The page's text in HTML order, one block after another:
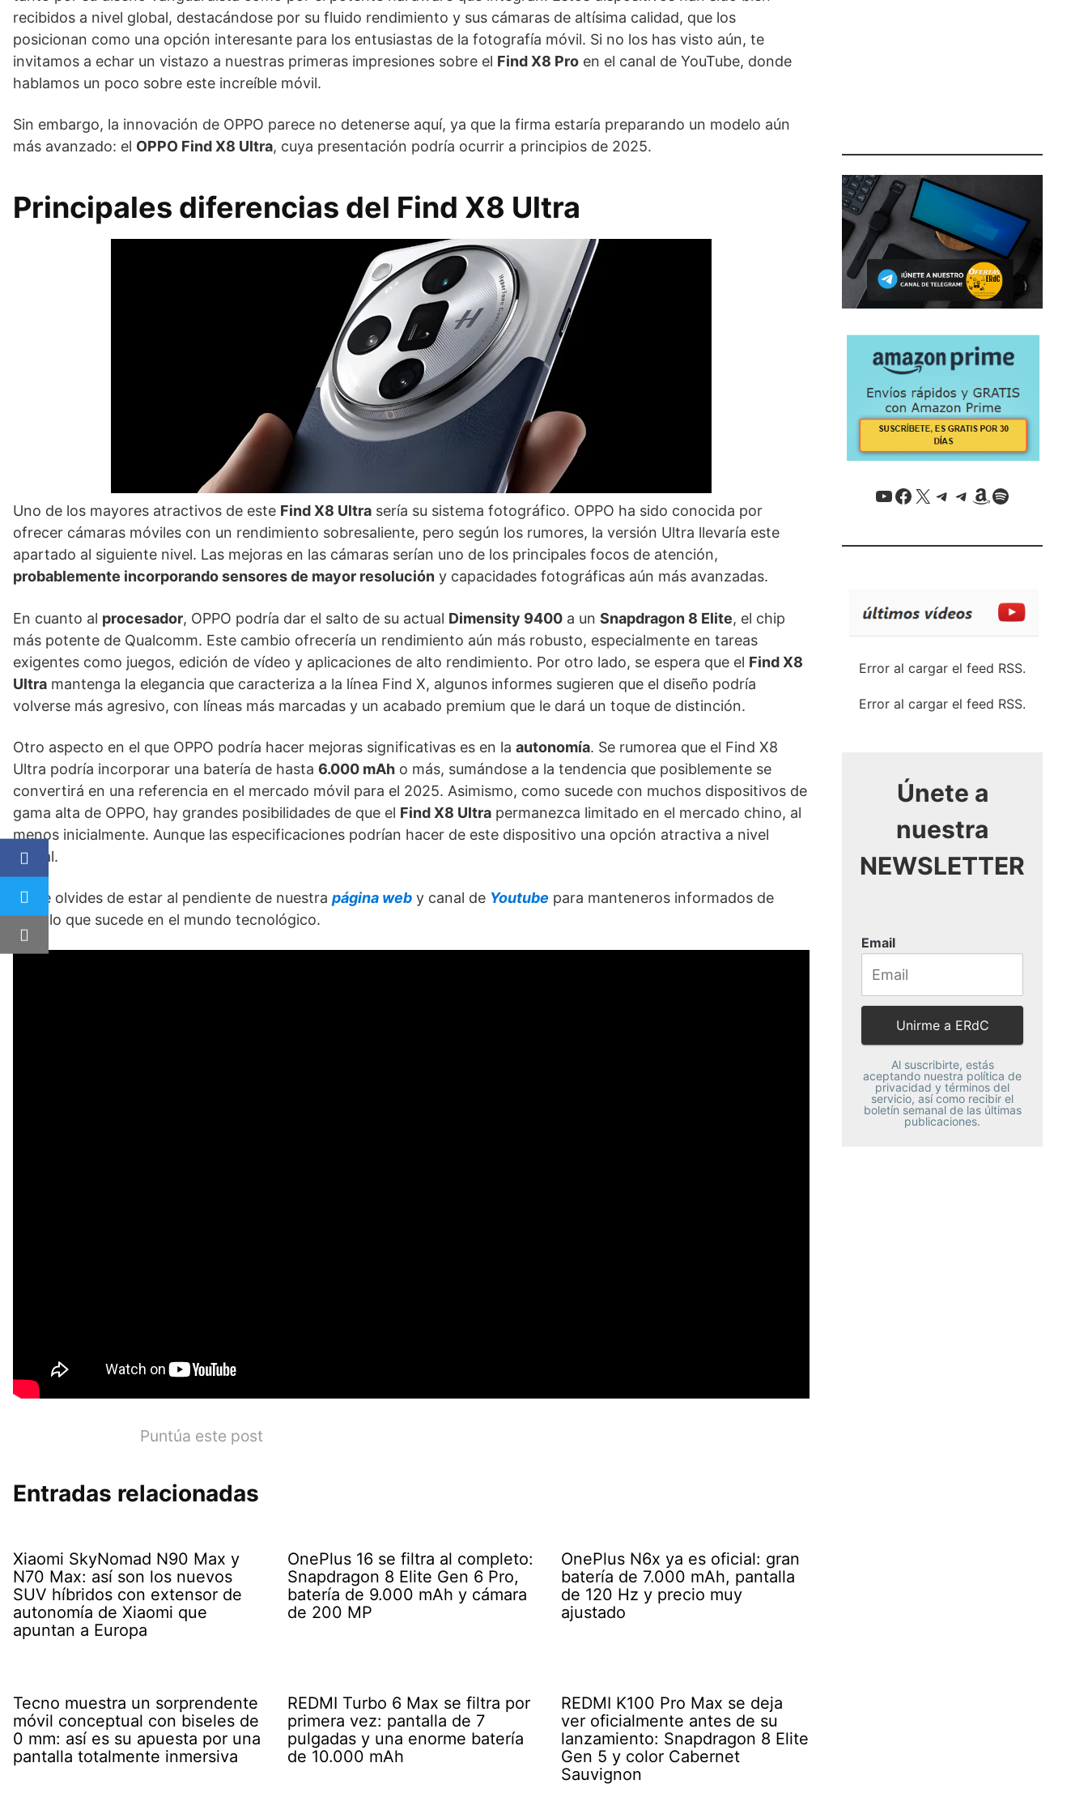
recibidos a nivel global, destacándose por su fluido rendimiento y sus cámaras de altísima calidad, que los
posicionan como una opción interesante para los entusiastas de la fotografía móvil. Si no los has visto aún, te
invitamos a echar un vistazo a nuestras primeras impresiones sobre el Find X8 Pro en el canal de YouTube, donde
hablamos un poco sobre este increíble móvil.
Sin embargo, la innovación de OPPO parece no detenerse aquí, ya que la firma estaría preparando un modelo aún
más avanzado: el OPPO Find X8 Ultra, cuya presentación podría ocurrir a principios de 2025.
Principales diferencias del Find X8 Ultra
Uno de los mayores atractivos de este Find X8 Ultra sería su sistema fotográfico. OPPO ha sido conocida por
ofrecer cámaras móviles con un rendimiento sobresaliente, pero según los rumores, la versión Ultra llevaría este
apartado al siguiente nivel. Las mejoras en las cámaras serían uno de los principales focos de atención,
probablemente incorporando sensores de mayor resolución y capacidades fotográficas aún más avanzadas.
En cuanto al procesador, OPPO podría dar el salto de su actual Dimensity 9400 a un Snapdragon 8 Elite, el chip
más potente de Qualcomm. Este cambio ofrecería un rendimiento aún más robusto, especialmente en tareas
exigentes como juegos, edición de vídeo y aplicaciones de alto rendimiento. Por otro lado, se espera que el Find X8
Ultra mantenga la elegancia que caracteriza a la línea Find X, algunos informes sugieren que el diseño podría
volverse más agresivo, con líneas más marcadas y un acabado premium que le dará un toque de distinción.
Otro aspecto en el que OPPO podría hacer mejoras significativas es en la autonomía. Se rumorea que el Find X8
Ultra podría incorporar una batería de hasta 6.000 mAh o más, sumándose a la tendencia que posiblemente se
convertirá en una referencia en el mercado móvil para el 2025. Asimismo, como sucede con muchos dispositivos de
gama alta de OPPO, hay grandes posibilidades de que el Find X8 Ultra permanezca limitado en el mercado chino, al
menos inicialmente. Aunque las especificaciones podrían hacer de este dispositivo una opción atractiva a nivel
global.
No te olvides de estar al pendiente de nuestra página web y canal de Youtube para manteneros informados de
todo lo que sucede en el mundo tecnológico.
Puntúa este post
Entradas relacionadas
Xiaomi SkyNomad N90 Max y
N70 Max: así son los nuevos
SUV híbridos con extensor de
autonomía de Xiaomi que
apuntan a Europa
OnePlus 16 se filtra al completo:
Snapdragon 8 Elite Gen 6 Pro,
batería de 9.000 mAh y cámara
de 200 MP
OnePlus N6x ya es oficial: gran
batería de 7.000 mAh, pantalla
de 120 Hz y precio muy
ajustado
Tecno muestra un sorprendente
móvil conceptual con biseles de
0 mm: así es su apuesta por una
pantalla totalmente inmersiva
REDMI Turbo 6 Max se filtra por
primera vez: pantalla de 7
pulgadas y una enorme batería
de 10.000 mAh
REDMI K100 Pro Max se deja
ver oficialmente antes de su
lanzamiento: Snapdragon 8 Elite
Gen 5 y color Cabernet
Sauvignon
YouTube
Facebook
X / Twitter
Telegram
Telegram
Amazon
Spotify
Error al cargar el feed RSS.
Error al cargar el feed RSS.
Únete a
nuestra
NEWSLETTER
Email
Al suscribirte, estás
aceptando nuestra política de
privacidad y términos del
servicio, así como recibir el
boletín semanal de las últimas
publicaciones.